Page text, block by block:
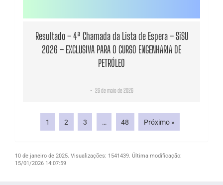
Resultado – 4ª Chamada da Lista de Espera – SiSU
2026 – EXCLUSIVA PARA O CURSO ENGENHARIA DE
PETRÓLEO
• 26 de maio de 2026
1 2 3 … 48 Próximo »
10 de janeiro de 2025. Visualizações: 1541439. Última modificação:
15/01/2026 14:07:59